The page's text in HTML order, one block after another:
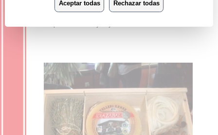
sanos y de gran sabor (pues no tienen residuos
tóxicos ni transgénicos), están producidos